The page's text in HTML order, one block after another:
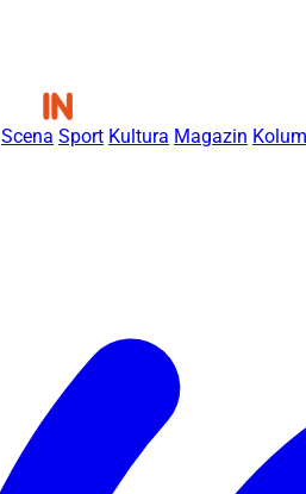
Scena Sport Kultura Magazin